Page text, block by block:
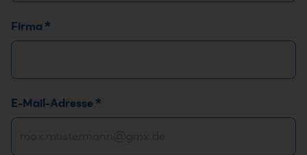
Firma *
E-Mail-Adresse *